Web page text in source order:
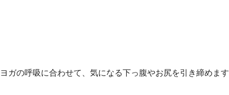
ヨガの呼吸に合わせて、気になる下っ腹やお尻を引き締めま